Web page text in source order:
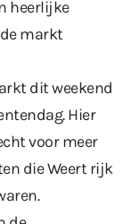
heerlijke
markt
dit weekend
Hier
voor meer
die Weert rijk